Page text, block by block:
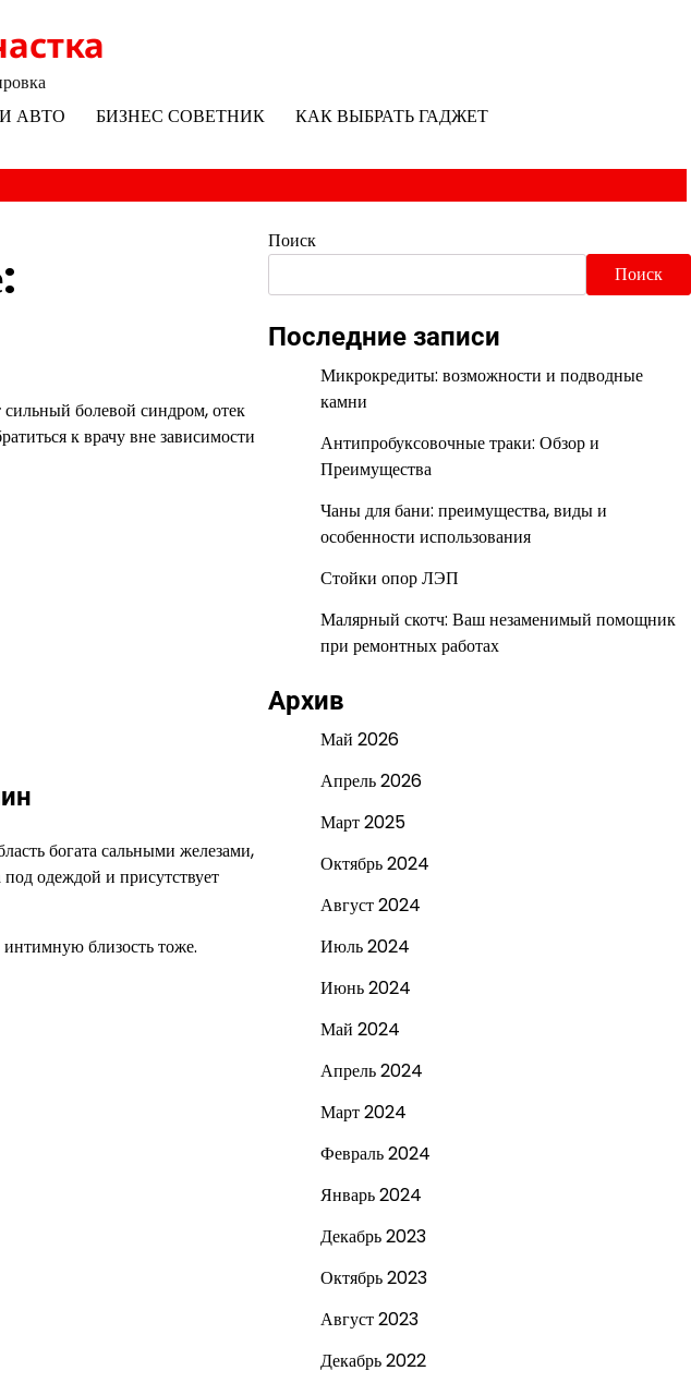
АВТО БИЗНЕС СОВЕТНИК КАК ВЫБРАТЬ ГАДЖЕТ
болевой синдром, отек
к врачу вне зависимости
богата сальными железами,
одеждой и присутствует
близость тоже.
Поиск
Поиск
Последние записи
Микрокредиты: возможности и подводные
камни
Антипробуксовочные траки: Обзор и
Преимущества
Чаны для бани: преимущества, виды и
особенности использования
Стойки опор ЛЭП
Малярный скотч: Ваш незаменимый помощник
при ремонтных работах
Архив
Май 2026
Апрель 2026
Март 2025
Октябрь 2024
Август 2024
Июль 2024
Июнь 2024
Май 2024
Апрель 2024
Март 2024
Февраль 2024
Январь 2024
Декабрь 2023
Октябрь 2023
Август 2023
Декабрь 2022